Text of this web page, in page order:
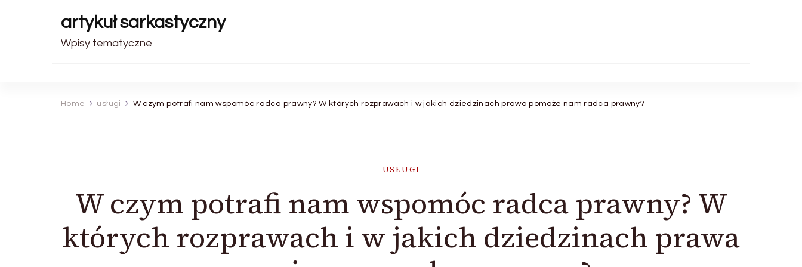
artykuł sarkastyczny
Wpisy tematyczne
Home usługi W czym potrafi nam wspomóc radca prawny? W których rozprawach i w jakich dziedzinach prawa pomoże nam radca prawny?
USŁUGI
W czym potrafi nam wspomóc radca prawny? W
których rozprawach i w jakich dziedzinach prawa